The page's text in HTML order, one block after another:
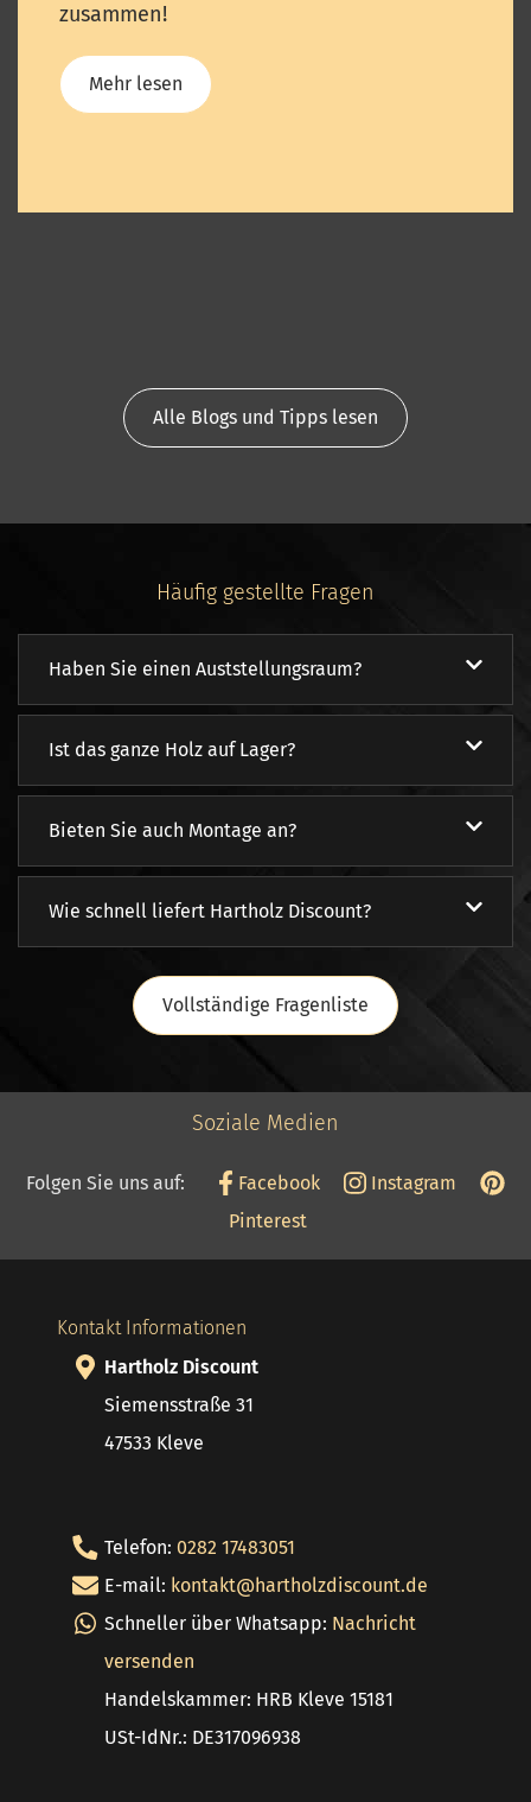
zusammen!
Mehr lesen
Alle Blogs und Tipps lesen
Häufig gestellte Fragen
Haben Sie einen Auststellungsraum?
Ist das ganze Holz auf Lager?
Bieten Sie auch Montage an?
Wie schnell liefert Hartholz Discount?
Vollständige Fragenliste
Soziale Medien
Folgen Sie uns auf: Facebook
Instagram
Pinterest
Kontakt Informationen
Hartholz Discount
Siemensstraße 31
47533 Kleve
Telefon: 0282 17483051
E-mail: kontakt@hartholzdiscount.de
Schneller über Whatsapp: Nachricht
versenden
Handelskammer: HRB Kleve 15181
USt-IdNr.: DE317096938